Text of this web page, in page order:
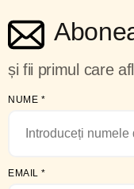
și fii primul care
NUME *
EMAIL *